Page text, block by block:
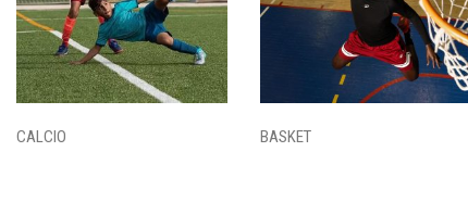
CALCIO BASKET